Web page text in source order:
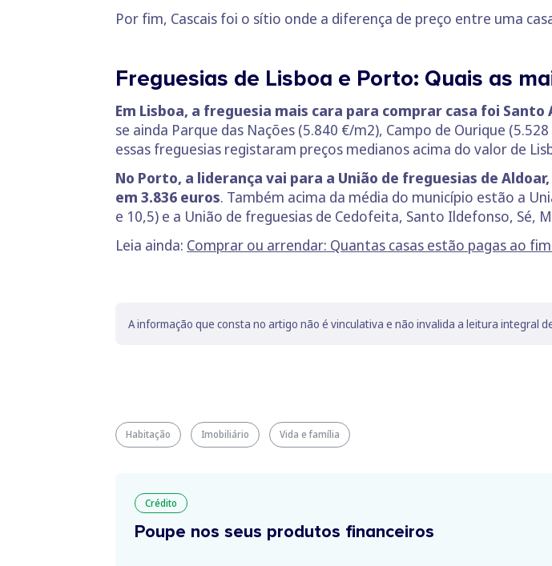
Por fim, Cascais foi o sítio onde a diferença de preço entre uma
Freguesias de Lisboa e Porto: Quais as
Em Lisboa, a freguesia mais cara para comprar casa foi
se ainda Parque das Nações (5.840 €/m2), Campo de Ourique
essas freguesias registaram preços medianos acima do valor de
No Porto, a liderança vai para a União de freguesias de
em 3.836 euros. Também acima da média do município estão a
e 10,5) e a União de freguesias de Cedofeita, Santo Ildefonso, Sé,
Leia ainda: Comprar ou arrendar: Quantas casas estão pagas ao
A informação que consta no artigo não é vinculativa e não invalida a leitura integral
Habitação Imobiliário Vida e família
Crédito
Poupe nos seus produtos financeiros